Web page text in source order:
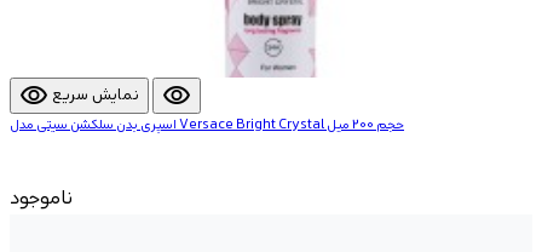
visibility نمایش سریع visibility
اسپری بدن سلکشن سیتی مدل Versace Bright Crystal حجم 200 میل
ناموجود